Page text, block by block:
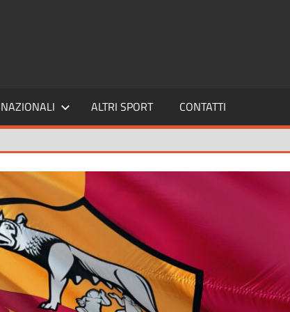
NAZIONALI ALTRI SPORT CONTATTI